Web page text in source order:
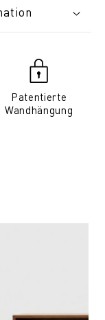
Patentierte
Wandhängung